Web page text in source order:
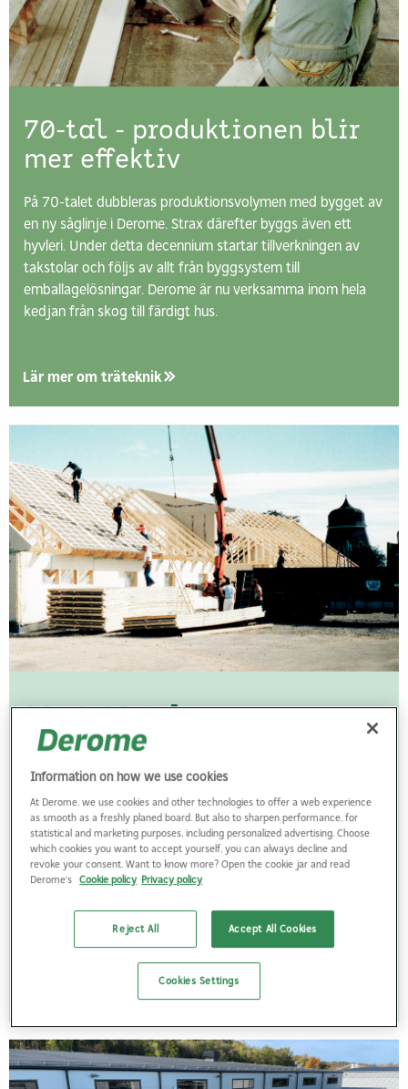
70-tal - produktionen blir
mer effektiv
På 70-talet dubbleras produktionsvolymen med bygget av
en ny såglinje i Derome. Strax därefter byggs även ett
hyvleri. Under detta decennium startar tillverkningen av
takstolar och följs av allt från byggsystem till
emballagelösningar. Derome är nu verksamma inom hela
kedjan från skog till färdigt hus.
Lär mer om träteknik
80- & 90-tal -
samhällsbyggandet tar
fart
Under 80- och 90-talet tog vi steget från enskilda
byggprojekt till att utveckla hela bostadsområden. Bland
annat genom ett modigt tomtinköp under brinnande
lågkonjunktur, en satsning som kom att lägga grunden för
och områden anpassade för livets alla faser.
Information on how we use cookies
At Derome, we use cookies and other technologies to offer a web experience
as smooth as a freshly planed board. But also to sharpen performance, for
statistical and marketing purposes, including personalized advertising. Choose
which cookies you want to accept yourself, you can always decline and
revoke your consent. Want to know more? Open the cookie jar and read
Derome's Cookie policy Privacy policy
Reject All Accept All Cookies
Cookies Settings